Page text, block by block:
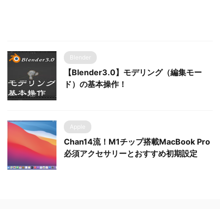
Blender
【Blender3.0】モデリング（編集モー
ド）の基本操作！
Apple
Chan14流！M1チップ搭載MacBook Pro
必須アクセサリーとおすすめ初期設定